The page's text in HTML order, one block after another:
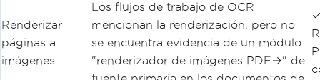
Renderizar
páginas a
imágenes
Los flujos de trabajo de OCR
mencionan la renderización, pero no
se encuentra evidencia de un módulo
"renderizador de imágenes PDF→" de